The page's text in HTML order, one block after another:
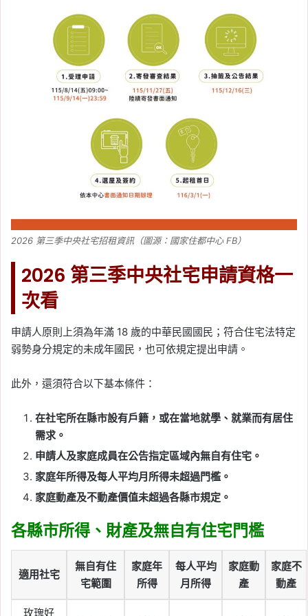
2026 第三季中央社宅招租資訊（圖源：國家住都中心 FB）
2026 第三季中央社宅申請資格一
次看
申請人原則上須為年滿 18 歲的中華民國國民；符合住宅法特定
弱勢身分規定的未成年國民，也可依規定提出申請。
此外，還須符合以下基本條件：
在社宅所在縣市設有戶籍，或在當地就學、就業而有居住
需求。
申請人及家庭成員在公告指定區域內無自有住宅。
家庭年所得及每人平均月所得未超過門檻。
家庭動產及不動產價值未超過各縣市規定。
各縣市所得、財產及無自有住宅門檻
適用社宅
無自有住
宅範圍
家庭年
所得
每人平均
月所得
家庭動
產
家庭不
動產
玫瑰好